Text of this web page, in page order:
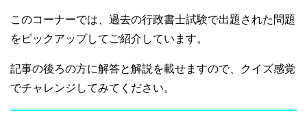
このコーナーでは、過去の行政書士試験で出題された問題
をピックアップしてご紹介しています。
記事の後ろの方に解答と解説を載せますので、クイズ感覚
でチャレンジしてみてください。